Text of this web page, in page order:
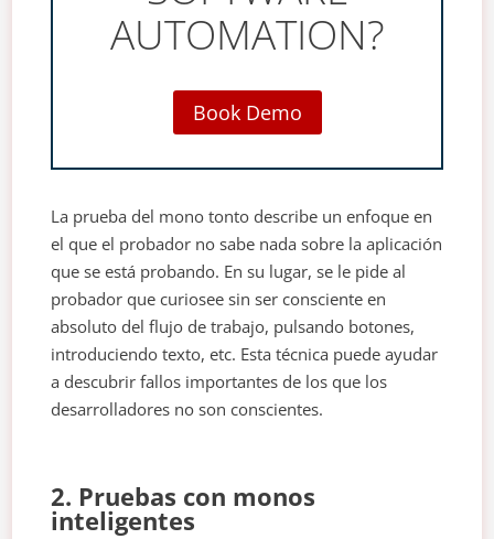
AUTOMATION?
Book Demo
La prueba del mono tonto describe un enfoque en
el que el probador no sabe nada sobre la aplicación
que se está probando. En su lugar, se le pide al
probador que curiosee sin ser consciente en
absoluto del flujo de trabajo, pulsando botones,
introduciendo texto, etc. Esta técnica puede ayudar
a descubrir fallos importantes de los que los
desarrolladores no son conscientes.
2. Pruebas con monos
inteligentes